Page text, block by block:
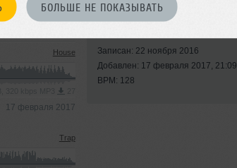
БОЛЬШЕ НЕ ПОКАЗЫВАТЬ
House
17 февраля 2017
Trap
Стили: Electro House
Записан: 22 ноября 2016
Добавлен: 17 февраля 2017, 21:09
BPM: 128